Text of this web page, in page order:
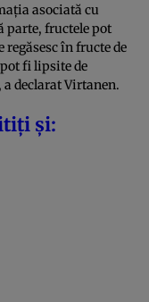
asociată cu
parte, fructele pot
regăsesc în fructe de
pot fi lipsite de
a declarat Virtanen.
și: